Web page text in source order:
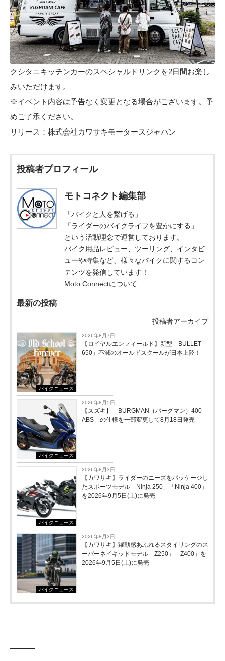
クシタニキッチンカーのスペシャルドリンクを2日間お楽し
みいただけます。
※イベント内容は予告なく変更となる場合がございます。予
めご了承ください。
リリース： 株式会社カワサキモータースジャパン
投稿者プロフィール
モトコネクト編集部
「バイクと人を繋げる」
「ライダーのバイクライフを豊かにする」
という活動理念で運営しております。
バイク用品レビュー、ツーリング、インタビ
ューや特集など、様々なバイクに関するコン
テンツを発信しています！
Moto Connectについて
最新の投稿
投稿者アーカイブ
バイクニュース
2026年8月7日
【ロイヤルエンフィールド】新型「BULLET
650」不滅のオールドスクールが⽇本上陸！
バイクニュース
2026年8月5日
【スズキ】「BURGMAN（バーグマン）400
ABS」の仕様を一部変更して8月18日発売
バイクニュース
2026年8月3日
【カワサキ】ライダーのニーズをパッケージし
たスポーツモデル「Ninja 250」「Ninja 400」
を2026年9月5日(土)に発売
バイクニュース
2026年8月3日
【カワサキ】躍動感あふれるスタイリングのス
ーパーネイキッドモデル「Z250」「Z400」を
2026年9月5日(土)に発売